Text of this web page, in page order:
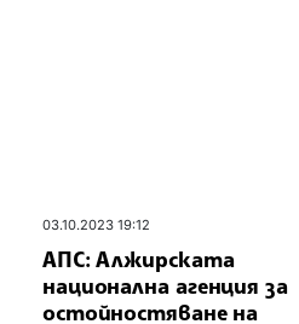
03.10.2023 19:12
АПС: Алжирската
национална агенция за
остойностяване на